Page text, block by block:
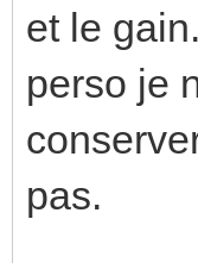
et le
perso je
pas.